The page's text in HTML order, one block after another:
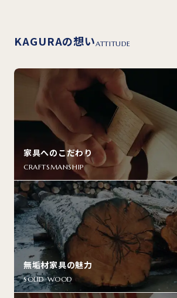
無垢材 ハイチェスト
エミネント84のバリエーション
ウォールナット チェリー ナラ
ハードメープル
無垢材 ハイチェスト
エミネント84のサイズ
無垢材 ハイチェスト
エミネント84の価格
チェリー・ナラ・ハードメープル
（税込）
ウォールナット
¥415,800（税込）
KAGURAの想いATTITUDE
家具へのこだわり
CRAFTSMANSHIP
無垢材家具の魅力
SOLID WOOD